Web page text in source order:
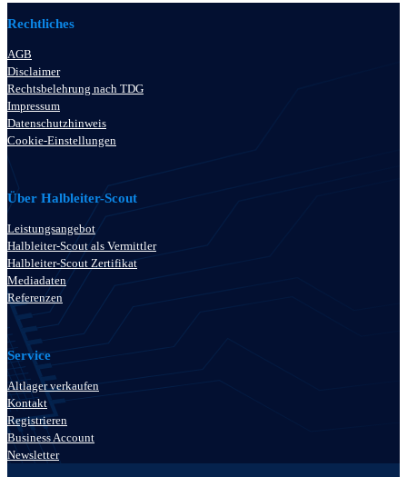
Rechtliches
AGB
Disclaimer
Rechtsbelehrung nach TDG
Impressum
Datenschutzhinweis
Cookie-Einstellungen
Über Halbleiter-Scout
Leistungsangebot
Halbleiter-Scout als Vermittler
Halbleiter-Scout Zertifikat
Mediadaten
Referenzen
Service
Altlager verkaufen
Kontakt
Registrieren
Business Account
Newsletter